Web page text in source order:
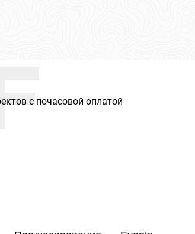
с почасовой оплатой